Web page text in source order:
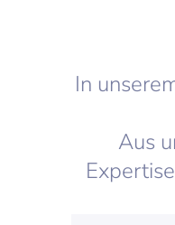
In
Aus